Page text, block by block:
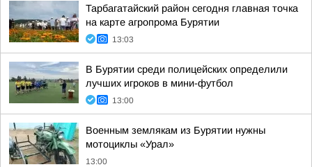
Тарбагатайский район сегодня главная точка
на карте агропрома Бурятии
13:03
В Бурятии среди полицейских определили
лучших игроков в мини-футбол
13:00
Военным землякам из Бурятии нужны
мотоциклы «Урал»
13:00